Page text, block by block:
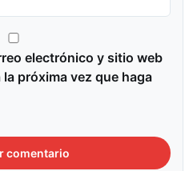
electrónico y sitio web
próxima vez que haga